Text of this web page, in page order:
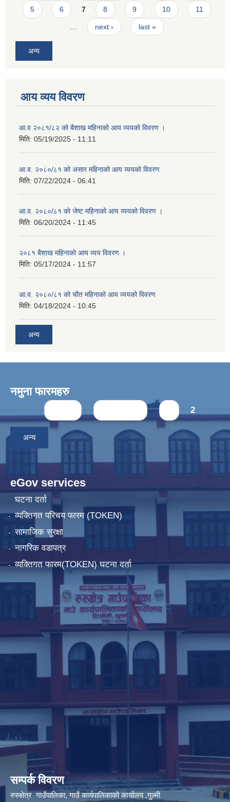
5 6 7 8 9 10 11
… next › last »
अन्य
आय व्यय विवरण
आ.व २०८१/८२ को बैशाख महिनाको आय व्ययको विवरण ।
मिति: 05/19/2025 - 11:11
आ.व. २०८०/८१ को असार महिनाको आय व्ययको विवरण
मिति: 07/22/2024 - 06:41
आ.व. २०८०/८१ को जेष्ट महिनाको आय व्ययको विवरण ।
मिति: 06/20/2024 - 11:45
२०८१ बैशाख महिनाको आय व्यय विवरण ।
मिति: 05/17/2024 - 11:57
आ.व. २०८०/८१ को चौत महिनाको आय व्ययको विवरण
मिति: 04/18/2024 - 10:45
अन्य
नमुना फारमहरु
Pages 2
अन्य
eGov services
घटना दर्ता
व्यक्तिगत परिचय फारम (TOKEN)
सामाजिक सुरक्षा
नागरिक वडापत्र
व्यक्तिगत फारम(TOKEN) घटना दर्ता
सम्पर्क विवरण
रुरुक्षेत्र गाउँपालिका, गाउँ कार्यपालिकाको कार्यालय ,गुल्मी